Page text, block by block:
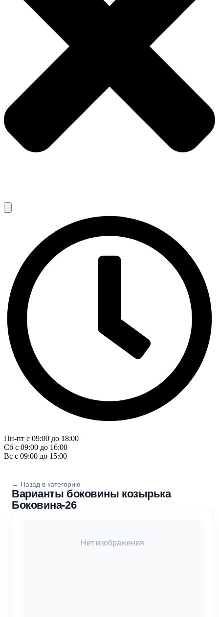
Пн-пт с 09:00 до 18:00
Сб с 09:00 до 16:00
Вс с 09:00 до 15:00
← Назад в категорию
Варианты боковины козырька
Боковина-26
Нет изображения